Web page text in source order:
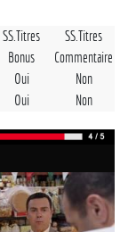
SS.Titres
Bonus
SS.Titres
Commentaire
Oui
Non
Oui Non